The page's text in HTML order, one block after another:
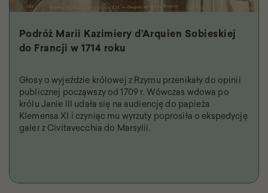
Podróż Marii Kazimiery d'Arquien Sobieskiej
do Francji w 1714 roku
Głosy o wyjeździe królowej z Rzymu przenikały do opinii
publicznej począwszy od 1709 r. Wówczas wdowa po
królu Janie III udała się na audiencję do papieża
Klemensa XI i czyniąc mu wyrzuty poprosiła o ekspedycję
galer z Civitavecchia do Marsylii.